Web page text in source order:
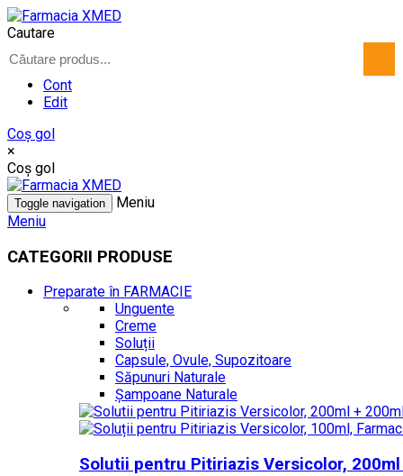
Cautare
Cont
Edit
Coş gol
×
Coş gol
Toggle navigation
Meniu
Meniu
CATEGORII PRODUSE
Preparate în FARMACIE
Unguente
Creme
Soluții
Capsule, Ovule, Supozitoare
Săpunuri Naturale
Șampoane Naturale
Solutii pentru Pitiriazis Versicolor, 200ml